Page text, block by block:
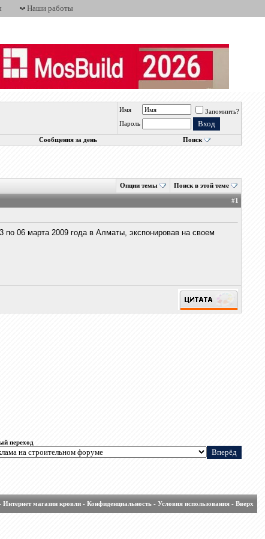
Наши работы
Имя
Запомнить?
Пароль
Сообщения за день Поиск
Опции темы Поиск в этой теме
#1
по 06 марта 2009 года в Алматы, экспонировав на своем
переход
Интернет магазин кровли- Конфиденциальность- Условия использования- Вверх